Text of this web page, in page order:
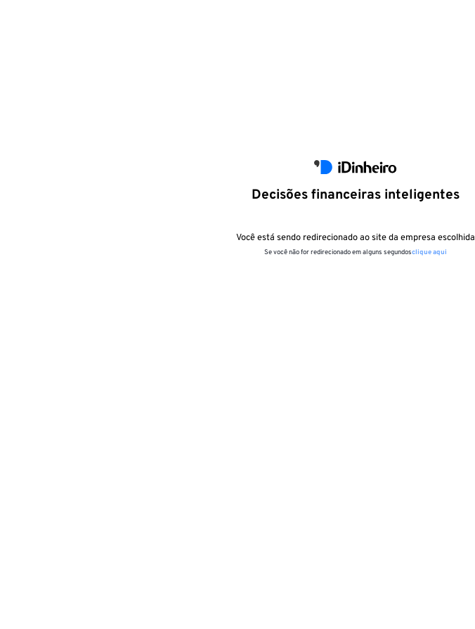
Decisões financeiras inteligentes
Você está sendo redirecionado ao site da empresa escolhida
Se você não for redirecionado em alguns segundosclique aqui